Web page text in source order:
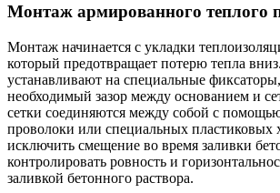
Монтаж армированного теплого
Монтаж начинается с укладки
который предотвращает потерю тепла
устанавливают на специальные
необходимый зазор между основанием и
сетки соединяются между собой с
проволоки или специальных пластиковых
исключить смещение во время заливки
контролировать ровность и
заливкой бетонного раствора.